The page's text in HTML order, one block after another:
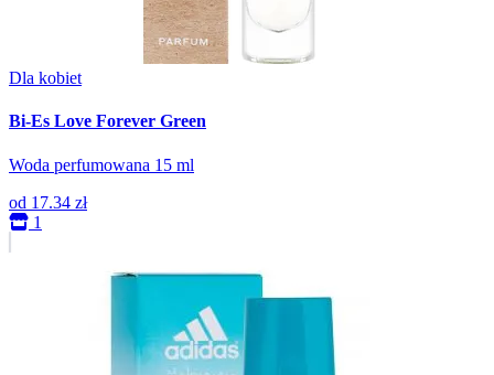
Dla kobiet
Bi-Es Love Forever Green
Woda perfumowana 15 ml
od 17.34 zł
1